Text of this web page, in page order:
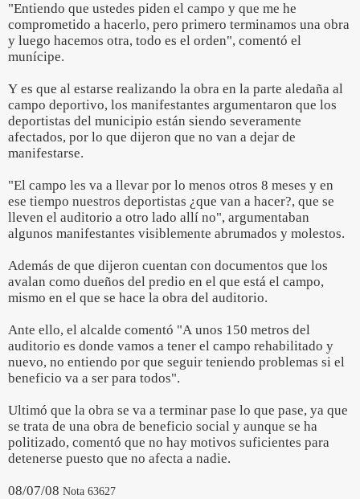
"Entiendo que ustedes piden el campo y que me he
comprometido a hacerlo, pero primero terminamos una obra
y luego hacemos otra, todo es el orden", comentó el
munícipe.
Y es que al estarse realizando la obra en la parte aledaña al
campo deportivo, los manifestantes argumentaron que los
deportistas del municipio están siendo severamente
afectados, por lo que dijeron que no van a dejar de
manifestarse.
"El campo les va a llevar por lo menos otros 8 meses y en
ese tiempo nuestros deportistas ¿que van a hacer?, que se
lleven el auditorio a otro lado allí no", argumentaban
algunos manifestantes visiblemente abrumados y molestos.
Además de que dijeron cuentan con documentos que los
avalan como dueños del predio en el que está el campo,
mismo en el que se hace la obra del auditorio.
Ante ello, el alcalde comentó "A unos 150 metros del
auditorio es donde vamos a tener el campo rehabilitado y
nuevo, no entiendo por que seguir teniendo problemas si el
beneficio va a ser para todos".
Ultimó que la obra se va a terminar pase lo que pase, ya que
se trata de una obra de beneficio social y aunque se ha
politizado, comentó que no hay motivos suficientes para
detenerse puesto que no afecta a nadie.
08/07/08 Nota 63627